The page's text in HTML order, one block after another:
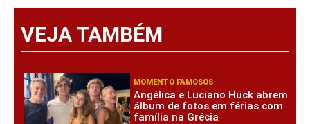
VEJA TAMBÉM
MOMENTO FAMOSOS
Angélica e Luciano Huck abrem
álbum de fotos em férias com
família na Grécia